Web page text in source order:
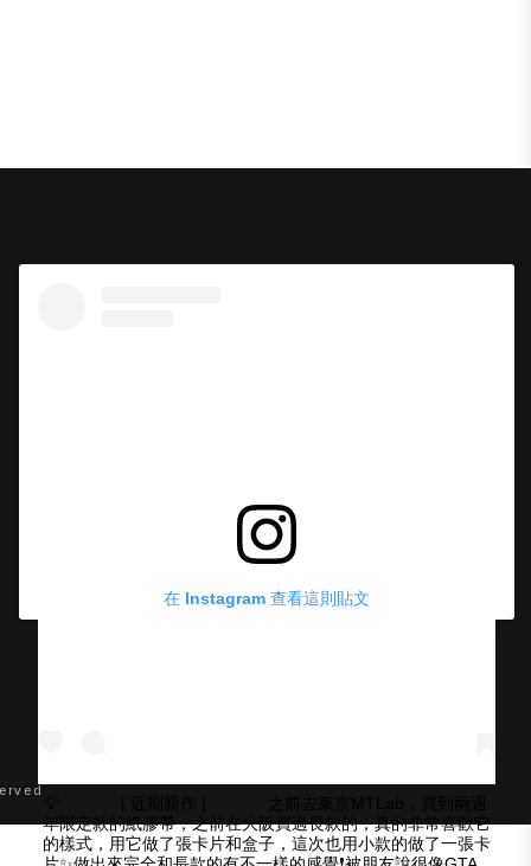
在 Instagram 查看這則貼文
年限定款的紙膠帶，之前在大阪買過長款的，真的非常喜歡它
的樣式，用它做了張卡片和盒子，這次也用小款的做了一張卡